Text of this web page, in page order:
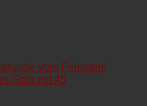
vom Feinsten!
Solo mit 45